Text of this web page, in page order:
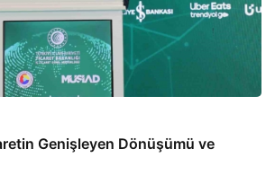
Genişleyen Dönüşümü ve